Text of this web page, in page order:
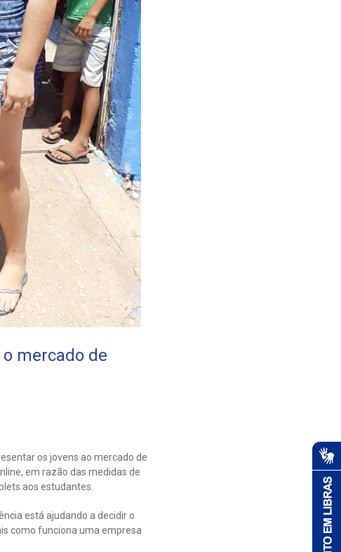
mercado de
os jovens ao mercado de
em razão das medidas de
aos estudantes.
está ajudando a decidir o
como funciona uma empresa